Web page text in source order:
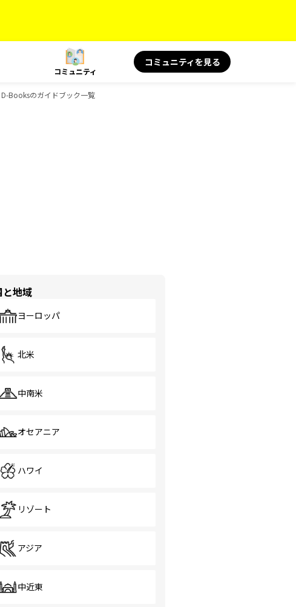
コミュニティ
コミュニティを見る
Booksのガイドブック一覧
と地域
ヨーロッパ
北米
中南米
オセアニア
ハワイ
リゾート
アジア
中近東